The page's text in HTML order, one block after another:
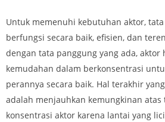
Untuk memenuhi kebutuhan aktor,
berfungsi secara baik, efisien, dan
dengan tata panggung yang ada, aktor
kemudahan dalam berkonsentrasi
perannya secara baik. Hal terakhir
adalah menjauhkan kemungkinan atas
konsentrasi aktor karena lantai yang